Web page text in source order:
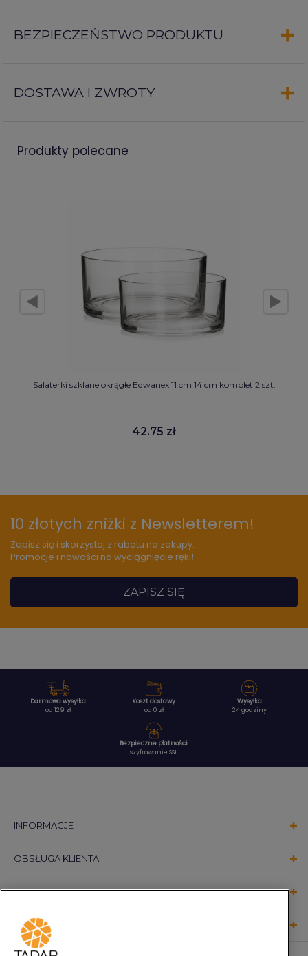
BEZPIECZEŃSTWO PRODUKTU
DOSTAWA I ZWROTY
produkty polecane
Salaterki szklane okrągłe Edwanex 11 cm 14 cm komplet 2 szt.
42.75 zł
10 złotych zniżki z Newsletterem!
Zapisz się i skorzystaj z rabatu na zakupy.
Promocje i nowości na wyciągnięcie ręki!
ZAPISZ SIĘ
Darmowa wysyłka
od 129 zł
Koszt dostawy
od 0 zł
Wysyłka
24 godziny
Bezpieczne płatności
szyfrowanie SSL
INFORMACJE
OBSŁUGA KLIENTA
BLOG
KONTAKT